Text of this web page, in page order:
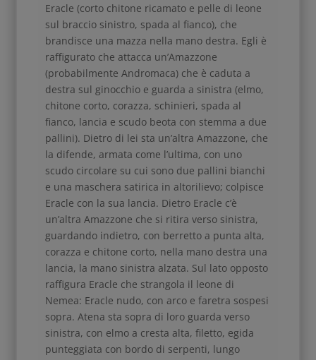
Eracle (corto chitone ricamato e pelle di leone
sul braccio sinistro, spada al fianco), che
brandisce una mazza nella mano destra. Egli è
raffigurato che attacca un’Amazzone
(probabilmente Andromaca) che è caduta a
destra sul ginocchio e guarda a sinistra (elmo,
chitone corto, corazza, schinieri, spada al
fianco, lancia e scudo beota con stemma a due
pallini). Dietro di lei sta un’altra Amazzone, che
la difende, armata come l’ultima, con uno
scudo circolare su cui sono due pallini bianchi
e una maschera satirica in altorilievo; colpisce
Eracle con la sua lancia. Dietro Eracle c’è
un’altra Amazzone che si ritira verso sinistra,
guardando indietro, con berretto a punta alta,
corazza e chitone corto, nella mano destra una
lancia, la mano sinistra alzata. Sul lato opposto
raffigura Eracle che strangola il leone di
Nemea: Eracle nudo, con arco e faretra sospesi
sopra. Atena sta sopra di loro guarda verso
sinistra, con elmo a cresta alta, filetto, egida
punteggiata con bordo di serpenti, lungo